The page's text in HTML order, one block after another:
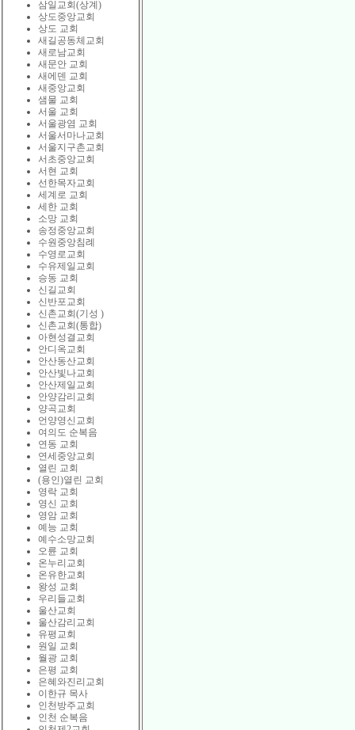
삼일교회(상계)
상도중앙교회
상도 교회
새길공동체교회
새로남교회
새문안 교회
새에덴 교회
새중앙교회
샘물 교회
서울 교회
서울광염 교회
서울서마나교회
서울지구촌교회
서초중앙교회
서현 교회
선한목자교회
세계로 교회
세한 교회
소망 교회
송정중앙교회
수원중앙침례
수영로교회
수유제일교회
승동 교회
신길교회
신반포교회
신촌교회(기성 )
신촌교회(통합)
아현성결교회
안디옥교회
안산동산교회
안산빛나교회
안산제일교회
안양감리교회
양곡교회
언양영신교회
여의도 순복음
연동 교회
연세중앙교회
열린 교회
(용인)열린 교회
영락 교회
영신 교회
영암 교회
예능 교회
예수소망교회
오륜 교회
온누리교회
온유한교회
왕성 교회
우리들교회
울산교회
울산감리교회
유평교회
원일 교회
월광 교회
은평 교회
은혜와진리교회
이한규 목사
인천방주교회
인천 순복음